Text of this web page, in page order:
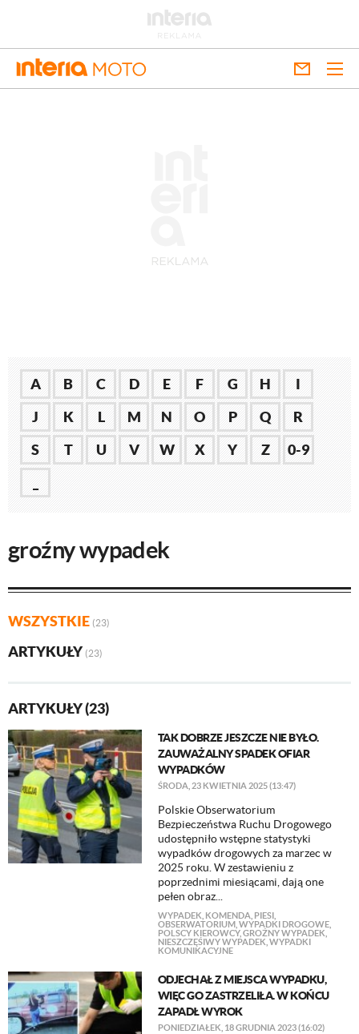
A B C D E F G H
I
J
K L M N O P Q
R
S
T U V W X Y Z
0-9
groźny wypadek
WSZYSTKIE (23)
ARTYKUŁY (23)
ARTYKUŁY (23)
TAK DOBRZE JESZCZE NIE BYŁO.
ZAUWAŻALNY SPADEK OFIAR
WYPADKÓW
ŚRODA, 23 KWIETNIA 2025 (13:47)
Polskie Obserwatorium
Bezpieczeństwa Ruchu Drogowego
udostępniło wstępne statystyki
wypadków drogowych za marzec w
2025 roku. W zestawieniu z
poprzednimi miesiącami, dają one
pełen obraz...
WYPADEK KOMENDA PIESI,
OBSERWATORIUM, WYPADKI DROGOWE,
POLSCY KIEROWCY, GROŹNY WYPADEK
NIESZCZĘŚIWY WYPADEK WYPADKI
KOMUNIKACYJNE
ODJECHAŁ Z MIEJSCA WYPADKU,
WIĘC GO ZASTRZELIŁA. W KOŃCU
ZAPADŁ WYROK
PONIEDZIAŁEK, 18 GRUDNIA 2023 (16:02)